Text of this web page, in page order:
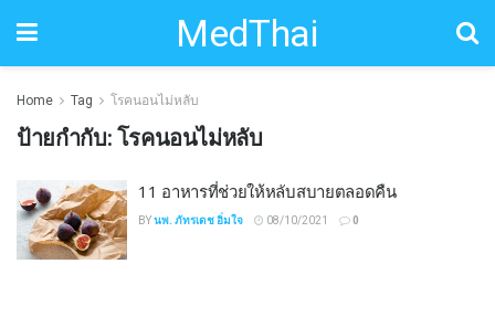
MedThai
Home Tag โรคนอนไม่หลับ
ป้ายกำกับ: โรคนอนไม่หลับ
11 อาหารที่ช่วยให้หลับสบายตลอดคืน
BYนพ. ภัทรเดช อิ่มใจ 08/10/2021 0